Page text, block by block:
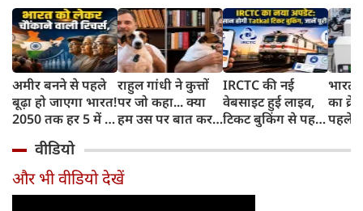
अमीर बनने से पहले
बूढ़ा हो जाएगा भारत!
2050 तक हर 5 में 1
साल से ज्यादा उम्र का
राहुल गांधी ने कुत्तों
पर जो कहा... क्या
हम उस पर बात कर
IRCTC की नई
वेबसाइट हुई लाइव,
टिकट बुकिंग से पहले
काम, जानें पूरा
भारत
का
पहले
और
वीडियो
और भी वीडियो देखें